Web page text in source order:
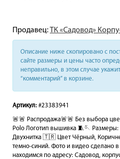
Продавец:ТК «Садовод»
Описание ниже скопировано с
сайте размеры и цены часто
неправильно, в этом случае
“комментарий” в корзине.
Артикул: #23383941
🚨🚨 Распродажа🚨🚨 Без выбора
Polo Логотип вышивка 🧵🪡 Размеры:
Двухнитка 🇹🇷 Цвет Чёрный,
темно-синий. Фото и видео сделано
находимся по адресу: Садовод,